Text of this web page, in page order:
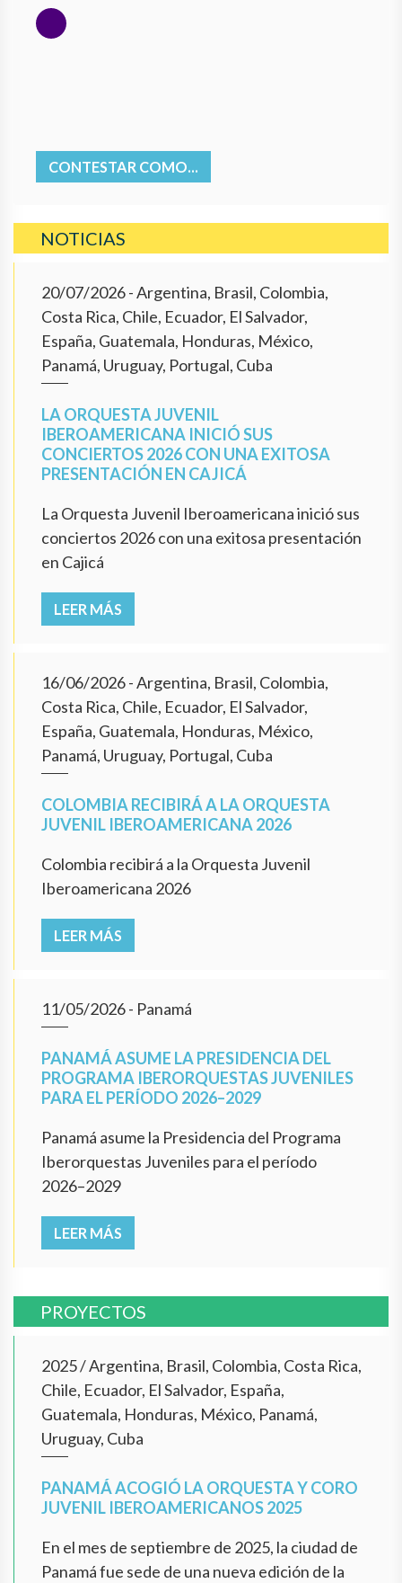
CONTESTAR COMO...
NOTICIAS
20/07/2026- Argentina, Brasil, Colombia,
Costa Rica, Chile, Ecuador, El Salvador,
España, Guatemala, Honduras, México,
Panamá, Uruguay, Portugal, Cuba
LA ORQUESTA JUVENIL
IBEROAMERICANA INICIÓ SUS
CONCIERTOS 2026 CON UNA EXITOSA
PRESENTACIÓN EN CAJICÁ
La Orquesta Juvenil Iberoamericana inició sus
conciertos 2026 con una exitosa presentación
en Cajicá
LEER MÁS
16/06/2026- Argentina, Brasil, Colombia,
Costa Rica, Chile, Ecuador, El Salvador,
España, Guatemala, Honduras, México,
Panamá, Uruguay, Portugal, Cuba
COLOMBIA RECIBIRÁ A LA ORQUESTA
JUVENIL IBEROAMERICANA 2026
Colombia recibirá a la Orquesta Juvenil
Iberoamericana 2026
LEER MÁS
11/05/2026- Panamá
PANAMÁ ASUME LA PRESIDENCIA DEL
PROGRAMA IBERORQUESTAS JUVENILES
PARA EL PERÍODO 2026–2029
Panamá asume la Presidencia del Programa
Iberorquestas Juveniles para el período
2026–2029
LEER MÁS
PROYECTOS
2025/Argentina, Brasil, Colombia, Costa Rica,
Chile, Ecuador, El Salvador, España,
Guatemala, Honduras, México, Panamá,
Uruguay, Cuba
PANAMÁ ACOGIÓ LA ORQUESTA Y CORO
JUVENIL IBEROAMERICANOS 2025
En el mes de septiembre de 2025, la ciudad de
Panamá fue sede de una nueva edición de la